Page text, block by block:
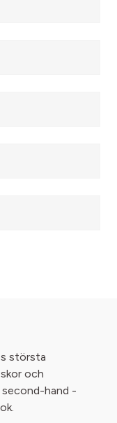
största
och
second-hand -